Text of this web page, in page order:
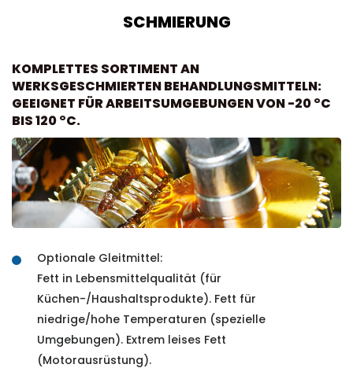
SCHMIERUNG
KOMPLETTES SORTIMENT AN
WERKSGESCHMIERTEN BEHANDLUNGSMITTELN:
GEEIGNET FÜR ARBEITSUMGEBUNGEN VON -20 °C
BIS 120 °C.
Optionale Gleitmittel:
Fett in Lebensmittelqualität (für
Küchen-/Haushaltsprodukte). Fett für
niedrige/hohe Temperaturen (spezielle
Umgebungen). Extrem leises Fett
(Motorausrüstung).